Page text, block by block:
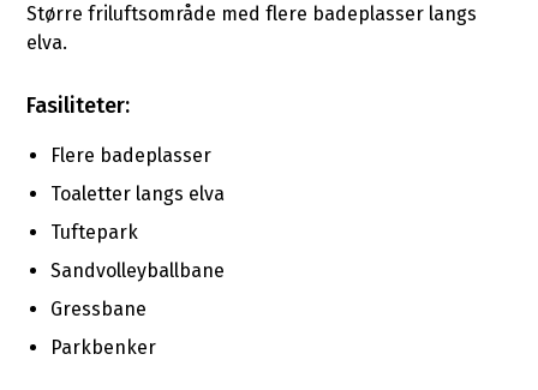
Større friluftsområde med flere badeplasser langs
elva.
Fasiliteter:
Flere badeplasser
Toaletter langs elva
Tuftepark
Sandvolleyballbane
Gressbane
Parkbenker